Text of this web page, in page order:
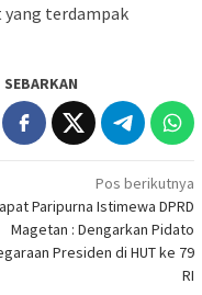
terdampak
SEBARKAN
Pos berikutnya
Paripurna Istimewa DPRD
Magetan : Dengarkan Pidato
Presiden di HUT ke 79
RI